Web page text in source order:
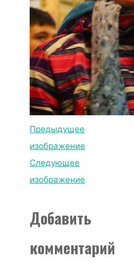
Предыдущее
изображение
Следующее
изображение
Добавить
комментарий